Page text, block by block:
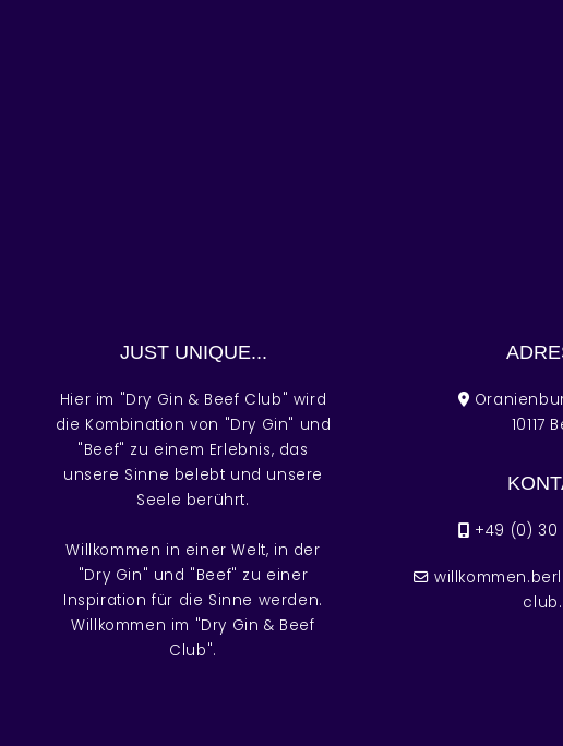
JUST UNIQUE...
Hier im "Dry Gin & Beef Club" wird
die Kombination von "Dry Gin" und
"Beef" zu einem Erlebnis, das
unsere Sinne belebt und unsere
Seele berührt.
Willkommen in einer Welt, in der
"Dry Gin" und "Beef" zu einer
Inspiration für die Sinne werden.
Willkommen im "Dry Gin & Beef
Club".
10117
+49 (0) 30